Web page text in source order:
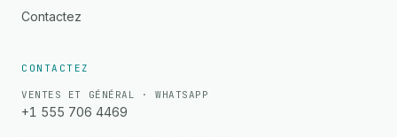
Contactez
CONTACTEZ
VENTES ET GÉNÉRAL · WHATSAPP
+1 555 706 4469